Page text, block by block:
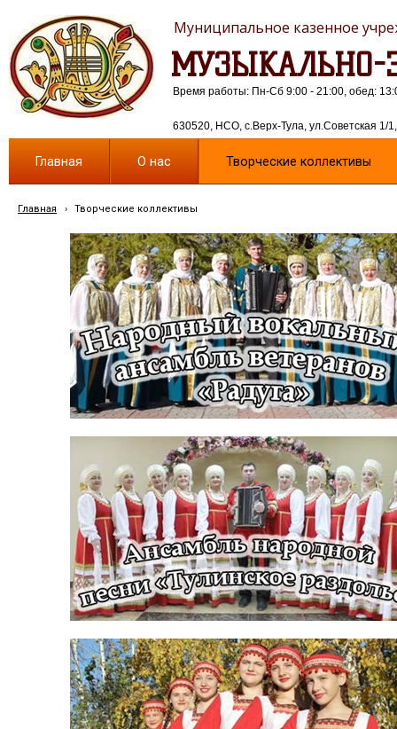
МУЗЫКАЛЬНО-
Муниципальное казенное
630520, НСО, с.Верх-Тула, ул.Советская 1/
Время работы: Пн-Сб 9:00 - 21:00, обед:
Главная О нас Творческие коллективы
Главная › Творческие коллективы